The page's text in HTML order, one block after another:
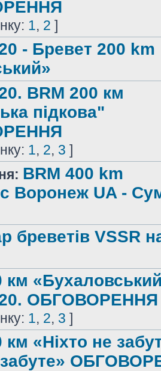
1, 2 ]
- Бревет 200 km
BRM 200 км
підкова"
1, 2, 3 ]
BRM 400 km
Воронеж UA -
бреветів VSSR
км
ОБГОВОРЕННЯ
1, 2, 3 ]
км «Ніхто не
забуте»